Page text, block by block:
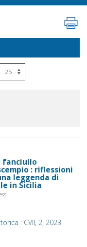
fanciullo
: riflessioni
leggenda di
in Sicilia
: CVII, 2, 2023